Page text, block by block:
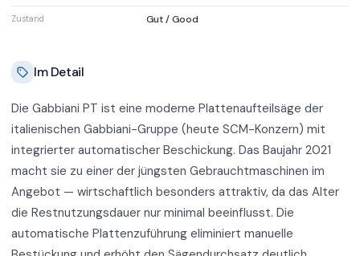
Zustand Gut / Good
Im Detail
Die Gabbiani PT ist eine moderne Plattenaufteilsäge der
italienischen Gabbiani-Gruppe (heute SCM-Konzern) mit
integrierter automatischer Beschickung. Das Baujahr 2021
macht sie zu einer der jüngsten Gebrauchtmaschinen im
Angebot — wirtschaftlich besonders attraktiv, da das Alter
die Restnutzungsdauer nur minimal beeinflusst. Die
automatische Plattenzuführung eliminiert manuelle